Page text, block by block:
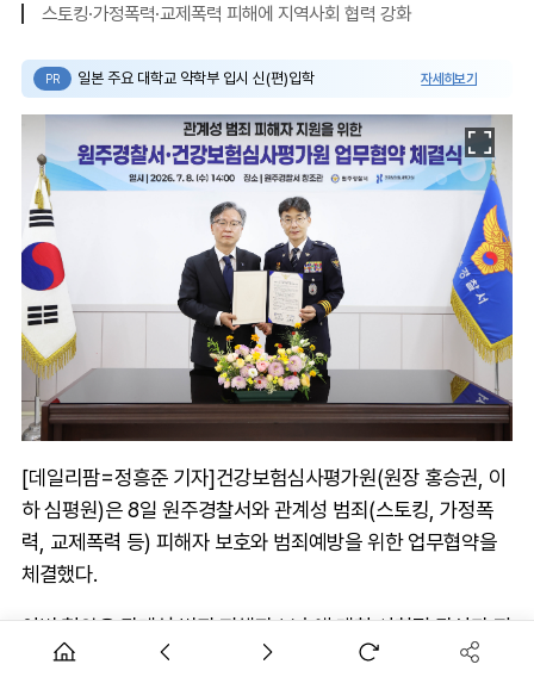
스토킹·가정폭력·교제폭력 피해에 지역사회 협력 강화
PR 일본 주요 대학교 약학부 입시 신(편)입학 자세히보기
[데일리팜=정흥준 기자]건강보험심사평가원(원장 홍승권, 이
하 심평원)은 8일 원주경찰서와 관계성 범죄(스토킹, 가정폭
력, 교제폭력 등) 피해자 보호와 범죄예방을 위한 업무협약을
체결했다.
이번 협약은 관계성 범죄 피해자 보호에 대한 사회적 관심과 지
역사회 협력 필요성에 따라 추진됐다. 피해자 지원과 범죄예방